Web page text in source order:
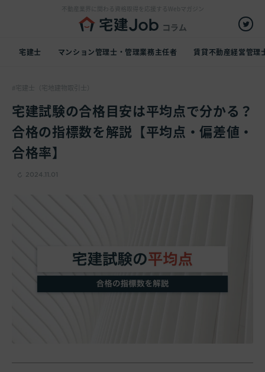
不動産業界に関わる資格取得を応援するWebマガジン
宅建士 マンション管理士・管理業務主任者 賃貸不動産経営管理
宅建士（宅地建物取引士）
宅建試験の合格目安は平均点で分かる？
合格の指標数を解説【平均点・偏差値・
合格率】
2024.11.01